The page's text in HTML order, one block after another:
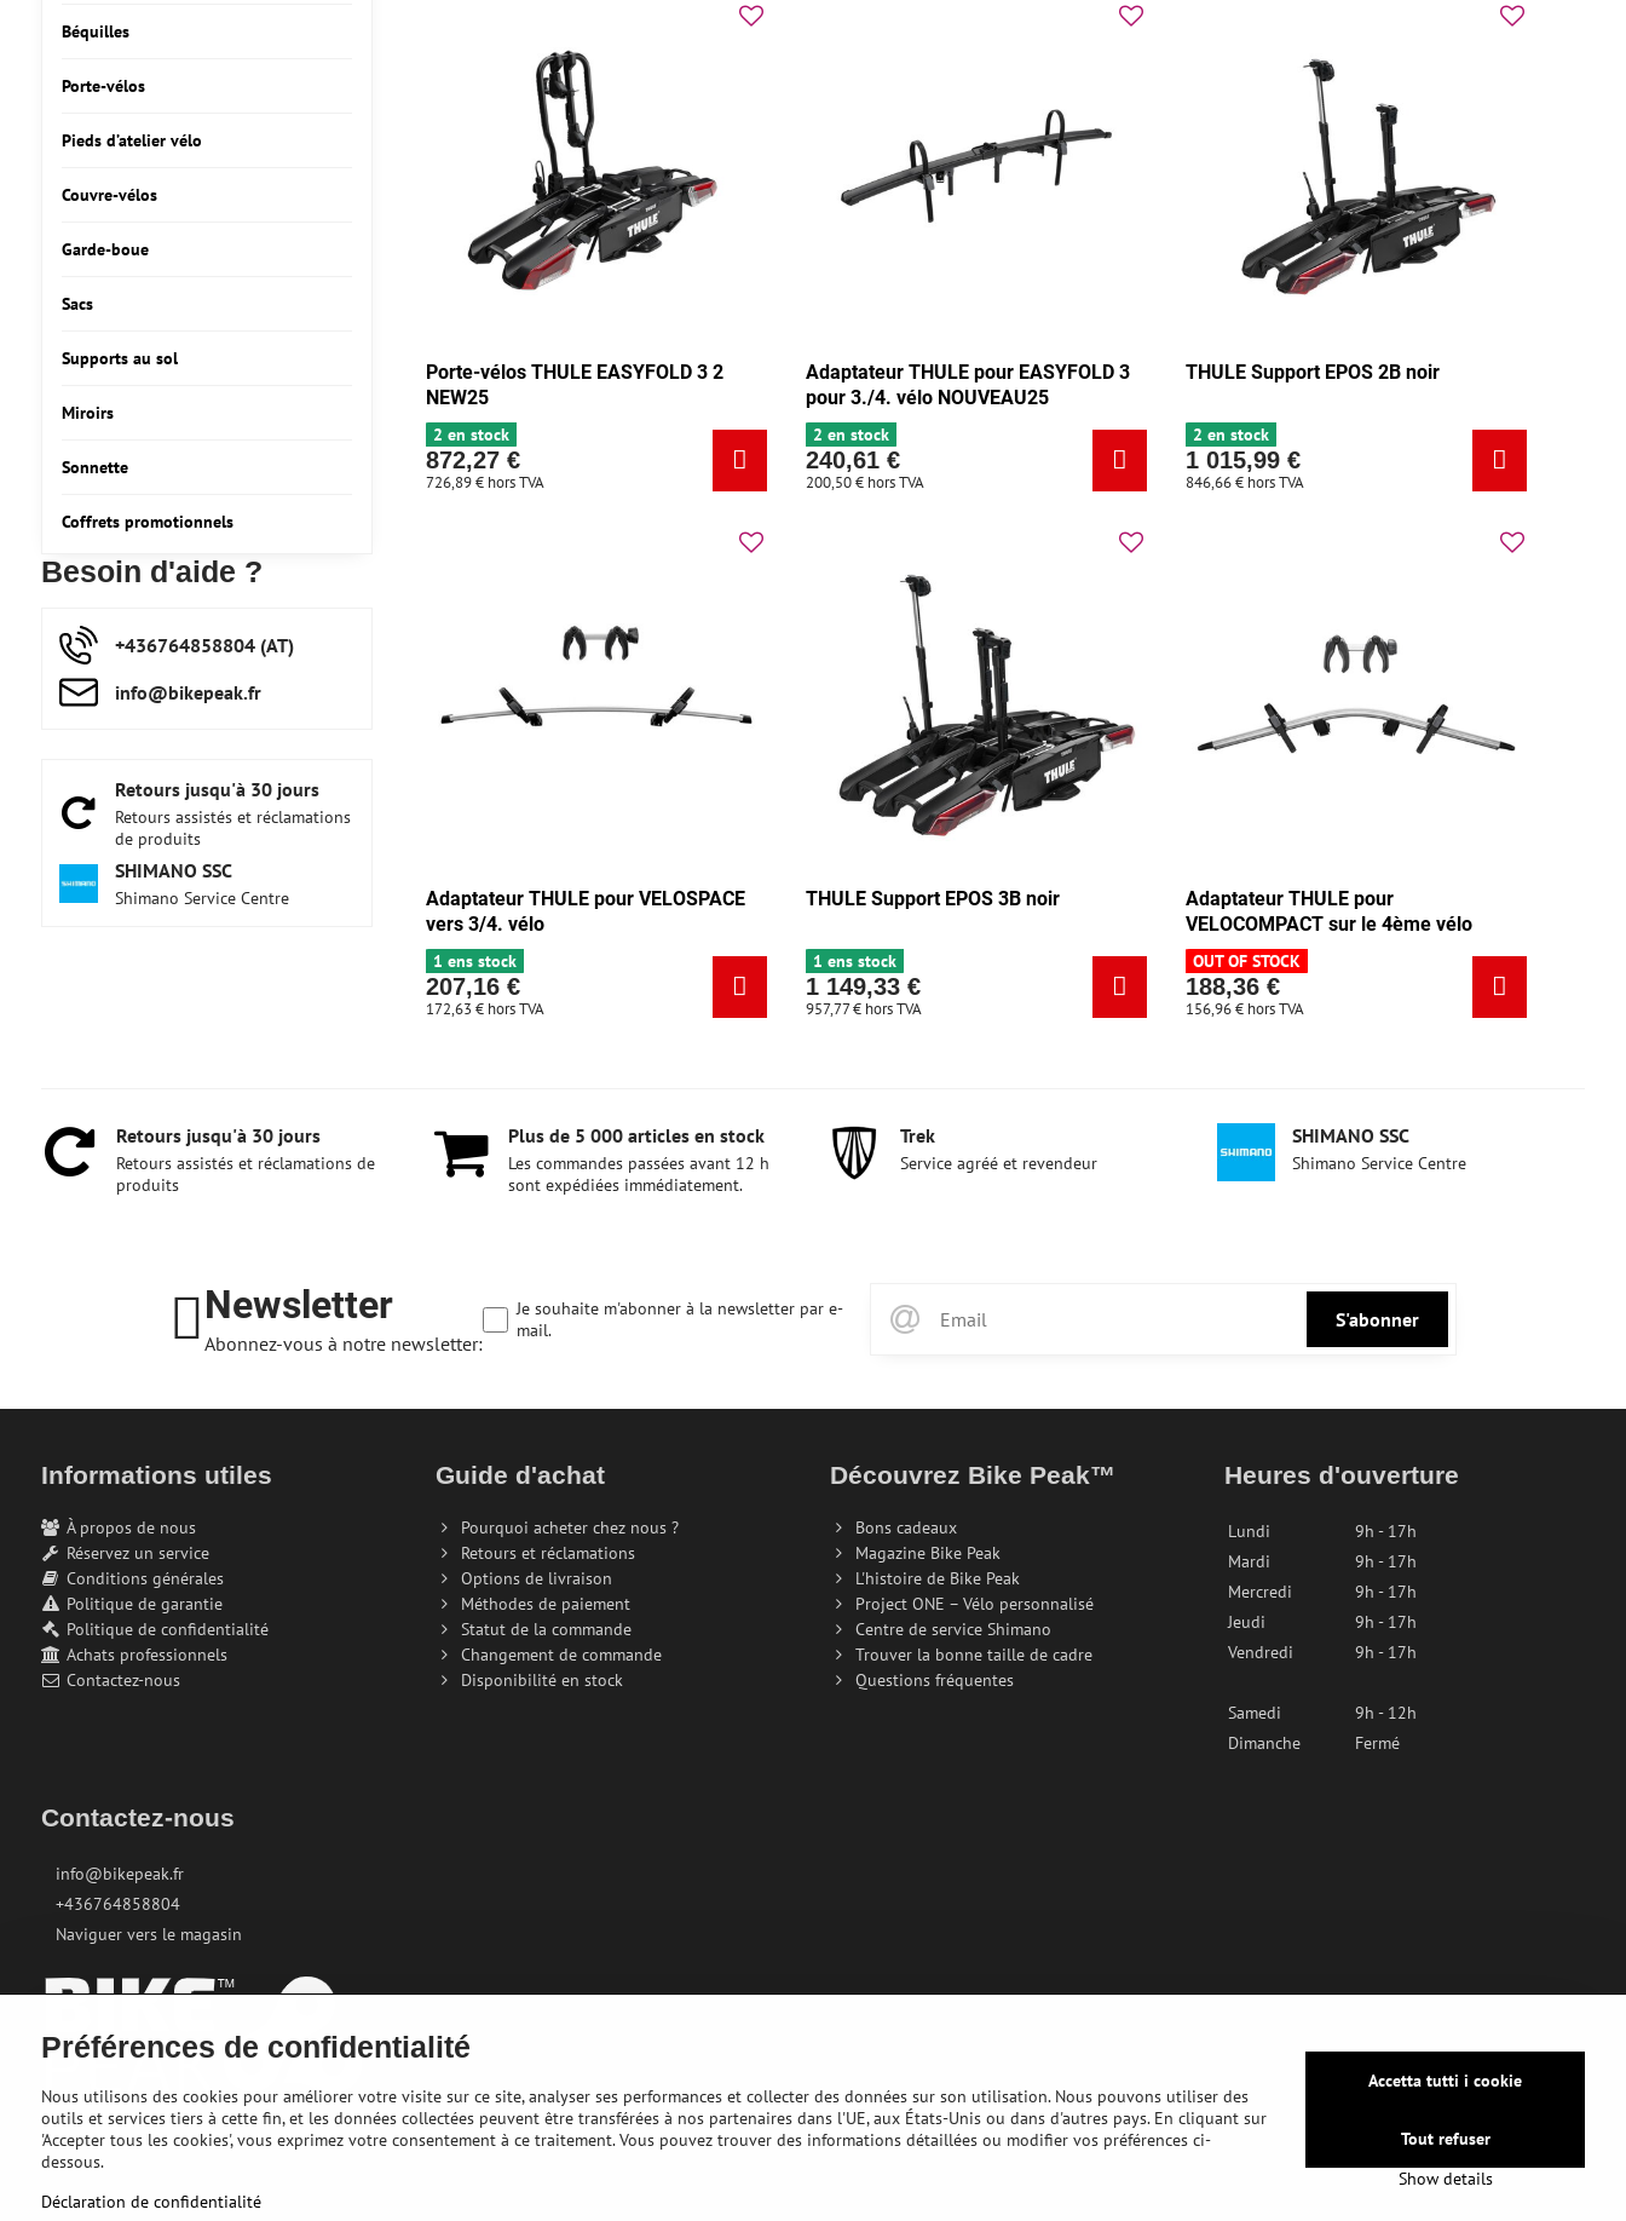
Porte-vélos THULE EASYFOLD 3 2
NEW25
2 en stock
872,27 €
726,89 € hors TVA
Adaptateur THULE pour EASYFOLD 3
pour 3./4. vélo NOUVEAU25
2 en stock
240,61 €
200,50 € hors TVA
THULE Support EPOS 2B noir
2 en stock
1 015,99 €
846,66 € hors TVA
Adaptateur THULE pour VELOSPACE
vers 3/4. vélo
1 ens stock
207,16 €
172,63 € hors TVA
THULE Support EPOS 3B noir
1 ens stock
1 149,33 €
957,77 € hors TVA
Adaptateur THULE pour
VELOCOMPACT sur le 4ème vélo
OUT OF STOCK
188,36 €
156,96 € hors TVA
Besoin d'aide ?
+436764858804 (AT)
info​@bikepeak​.fr
Retours jusqu'à 30 jours
Retours assistés et réclamations
de produits
SHIMANO SSC
Shimano Service Centre
Béquilles
Porte-vélos
Pieds d’atelier vélo
Couvre-vélos
Garde-boue
Sacs
Supports au sol
Miroirs
Sonnette
Coffrets promotionnels
Retours jusqu'à 30 jours
Retours assistés et réclamations de
produits
Plus de 5 000 articles en stock
Les commandes passées avant 12 h
sont expédiées immédiatement.
Trek
Service agréé et revendeur
SHIMANO SSC
Shimano Service Centre
Newsletter
Abonnez-vous à notre newsletter:
S'abonner
Je souhaite m'abonner à la newsletter par e-
mail.
Informations utiles
À propos de nous
Réservez un service
Conditions générales
Politique de garantie
Politique de confidentialité
Achats professionnels
Contactez-nous
Guide d'achat
Pourquoi acheter chez nous ?
Retours et réclamations
Options de livraison
Méthodes de paiement
Statut de la commande
Changement de commande
Disponibilité en stock
Découvrez Bike Peak™
Bons cadeaux
Magazine Bike Peak
L'histoire de Bike Peak
Project ONE – Vélo personnalisé
Centre de service Shimano
Trouver la bonne taille de cadre
Questions fréquentes
Heures d'ouverture
Lundi
9h - 17h
Mardi
9h - 17h
Mercredi
9h - 17h
Jeudi
9h - 17h
Vendredi
9h - 17h
Samedi
9h - 12h
Dimanche
Fermé
Contactez-nous
info@bikepeak.fr
+436764858804
Naviguer vers le magasin
Préférences de confidentialité
Nous utilisons des cookies pour améliorer votre visite sur ce site, analyser ses performances et collecter des données sur son utilisation. Nous pouvons utiliser des
outils et services tiers à cette fin, et les données collectées peuvent être transférées à nos partenaires dans l'UE, aux États-Unis ou dans d'autres pays. En cliquant sur
'Accepter tous les cookies', vous exprimez votre consentement à ce traitement. Vous pouvez trouver des informations détaillées ou modifier vos préférences ci-
dessous.
Déclaration de confidentialité
Show details
Accetta tutti i cookie
Tout refuser